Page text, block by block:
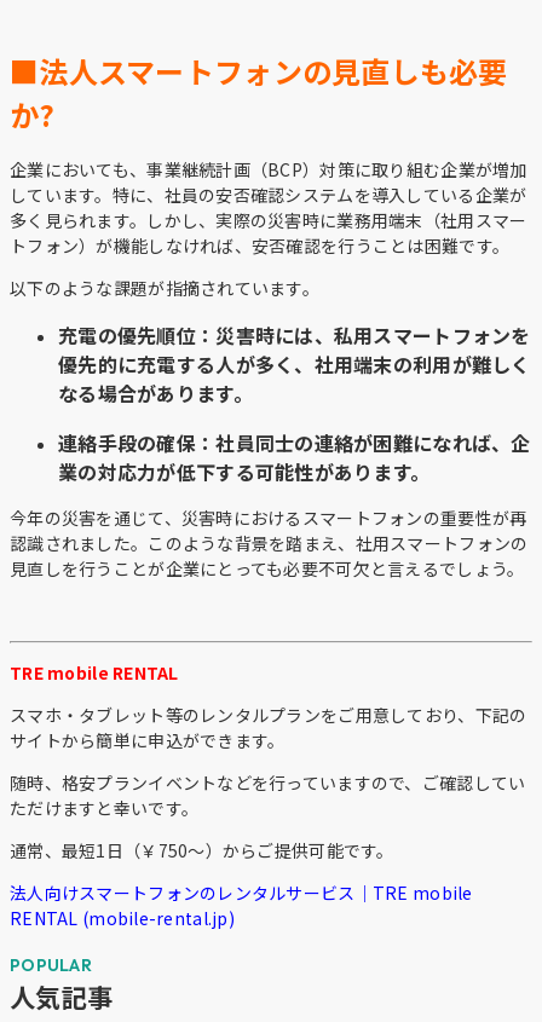
■法人スマートフォンの見直しも必要
か?
企業においても、事業継続計画（BCP）対策に取り組む企業が増加
しています。特に、社員の安否確認システムを導入している企業が
多く見られます。しかし、実際の災害時に業務用端末（社用スマー
トフォン）が機能しなければ、安否確認を行うことは困難です。
以下のような課題が指摘されています。
充電の優先順位：災害時には、私用スマートフォンを
優先的に充電する人が多く、社用端末の利用が難しく
なる場合があります。
連絡手段の確保 ：社員同士の連絡が困難になれば、企
業の対応力が低下する可能性があります。
今年の災害を通じて、災害時におけるスマートフォンの重要性が再
認識されました。このような背景を踏まえ、社用スマートフォンの
見直しを行うことが企業にとっても必要不可欠と言えるでしょう。
TRE mobile RENTAL
スマホ・タブレット等のレンタルプランをご用意しており、下記の
サイトから簡単に申込ができます。
随時、格安プランイベントなどを行っていますので、ご確認してい
ただけますと幸いです。
通常、最短1日（￥750～）からご提供可能です。
法人向けスマートフォンのレンタルサービス｜TRE mobile
RENTAL (mobile-rental.jp)
人気記事